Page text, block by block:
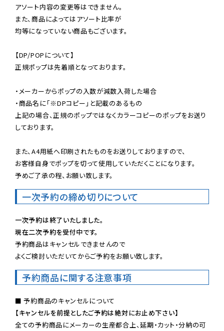
アソート内容の変更等はできません。
また、商品によってはアソート比率が
均等になっていない商品もございます。
【DP/POPについて】
正規ポップは先着順となっております。
・メーカーからポップの入数が減数入荷した場合
・商品名に「※DPコピー」と記載のあるもの
上記の場合、正規のポップではなくカラーコピーのポップをお送り
しております。
また、A4用紙へ印刷されたものをお送りしておりますので、
お客様自身でポップを切って使用していただくことになります。
予めご了承の程、お願い致します。
一次予約の締め切りについて
一次予約は終了いたしました。
現在二次予約を受付中です。
予約商品はキャンセルできませんので
よくご検討いただいてからご予約をお願い致します。
予約商品に関する注意事項
【キャンセルを前提としたご予約は絶対にお止め下さい】
全ての予約商品にメーカーの生産都合上、延期・カット・分納の可